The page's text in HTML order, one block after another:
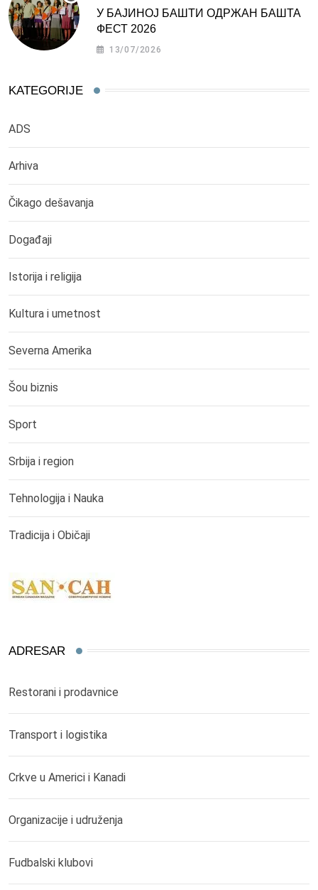
У БАЈИНОЈ БАШТИ ОДРЖАН БАШТА
ФЕСТ 2026
13/07/2026
KATEGORIJE
ADS
Arhiva
Čikago dešavanja
Događaji
Istorija i religija
Kultura i umetnost
Severna Amerika
Šou biznis
Sport
Srbija i region
Tehnologija i Nauka
Tradicija i Običaji
ADRESAR
Restorani i prodavnice
Transport i logistika
Crkve u Americi i Kanadi
Organizacije i udruženja
Fudbalski klubovi